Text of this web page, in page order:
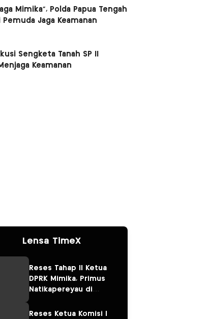
Mimika”, Polda Papua Tengah
Jaga Keamanan
Sengketa Tanah SP II
Keamanan
Lensa TimeX
Reses Tahap II Ketua
DPRK Mimika, Primus
Natikapereyau di
Pulau Karaka
Reses Ketua Komisi I